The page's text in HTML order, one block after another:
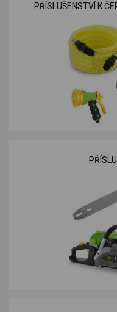
PŘÍSLUŠENSTVÍ K